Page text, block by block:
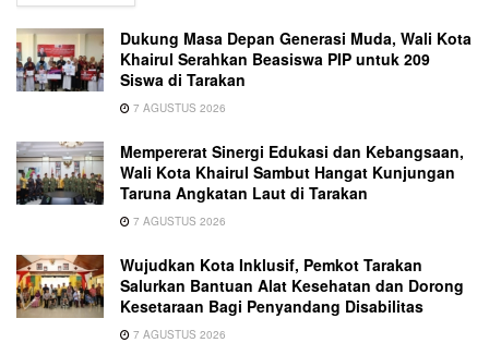
Dukung Masa Depan Generasi Muda, Wali Kota
Khairul Serahkan Beasiswa PIP untuk 209
Siswa di Tarakan
7 AGUSTUS 2026
Mempererat Sinergi Edukasi dan Kebangsaan,
Wali Kota Khairul Sambut Hangat Kunjungan
Taruna Angkatan Laut di Tarakan
7 AGUSTUS 2026
Wujudkan Kota Inklusif, Pemkot Tarakan
Salurkan Bantuan Alat Kesehatan dan Dorong
Kesetaraan Bagi Penyandang Disabilitas
7 AGUSTUS 2026